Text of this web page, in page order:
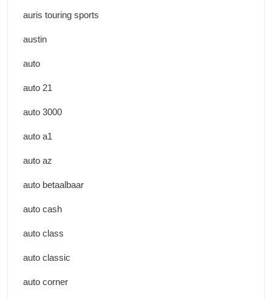
auris touring sports
austin
auto
auto 21
auto 3000
auto a1
auto az
auto betaalbaar
auto cash
auto class
auto classic
auto corner